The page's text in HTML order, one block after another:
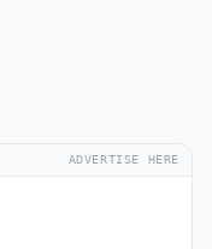
ADVERTISE HERE